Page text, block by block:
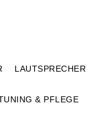
LAUTSPRECHER
& PFLEGE